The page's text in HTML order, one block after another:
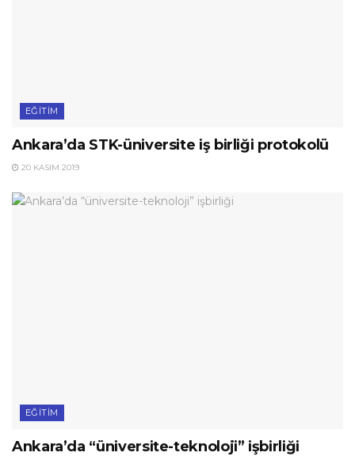
EĞITIM
Ankara’da STK-üniversite iş birliği protokolü
20 KASIM 2019
EĞITIM
Ankara’da “üniversite-teknoloji” işbirliği